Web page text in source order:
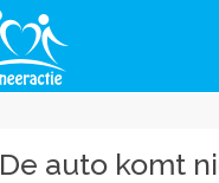
De auto komt